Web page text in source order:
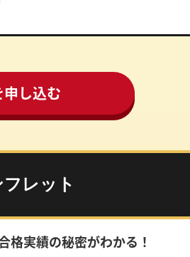
申し込む
レット
格実績の秘密がわかる！